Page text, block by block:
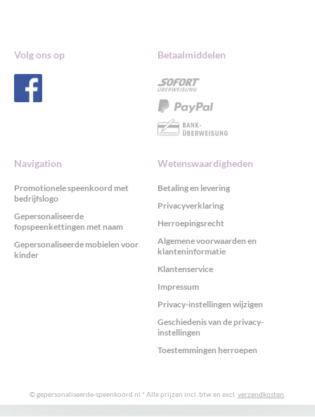
Volg ons op Betaalmiddelen
Navigation
Promotionele speenkoord met
bedrijfslogo
Gepersonaliseerde
fopspeenkettingen met naam
Gepersonaliseerde mobielen voor
kinder
Wetenswaardigheden
Betaling en levering
Privacyverklaring
Herroepingsrecht
Algemene voorwaarden en
klanteninformatie
Klantenservice
Impressum
Privacy-instellingen wijzigen
Geschiedenis van de privacy-
instellingen
Toestemmingen herroepen
© gepersonaliseerde-speenkoord.nl * Alle prijzen incl. btw en excl. verzendkosten